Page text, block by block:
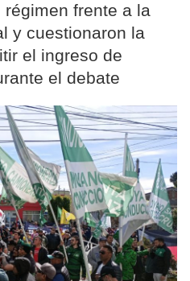
frente a la
y cuestionaron la
el ingreso de
el debate